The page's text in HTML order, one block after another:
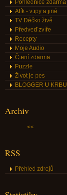
Pohlednice zdarma
Alík - vtipy a jiné
TV Déčko živě
Předveď zvíře
Recepty
Moje Audio
Čtení zdarma
Puzzle
Život je pes
BLOGGER U KRBU
Archiv
<<
RSS
Přehled zdrojů